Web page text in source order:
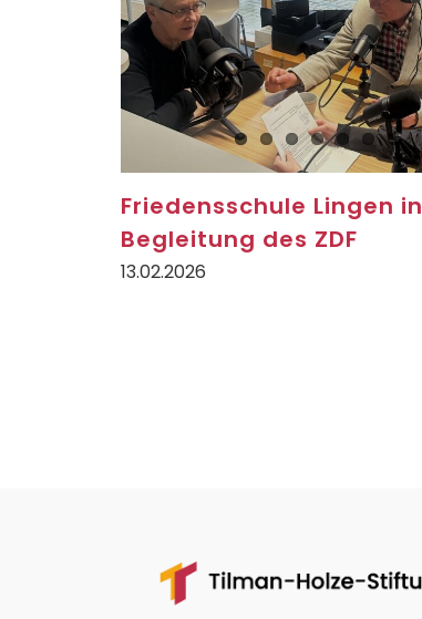
Friedensschule Lingen in
Begleitung des ZDF
13.02.2026